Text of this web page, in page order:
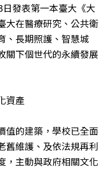
發表第一本臺大《大
大在醫療研究、公共衛
、長期照護、智慧城
關下個世代的永續發展
資產
值的建築，學校已全面
舊維護、及依法規再利
，主動與政府相關文化